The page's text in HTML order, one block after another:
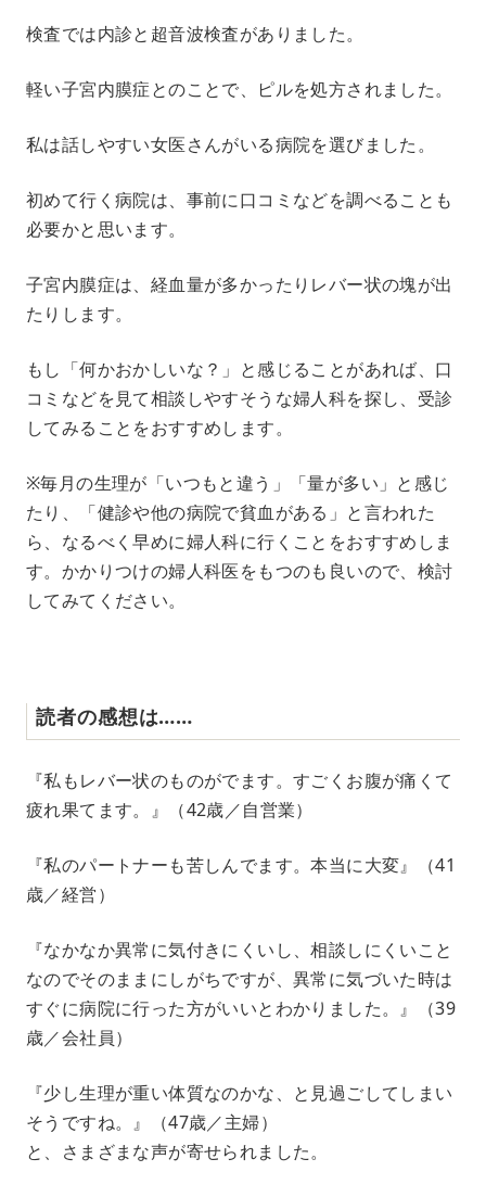
検査では内診と超音波検査がありました。
軽い子宮内膜症とのことで、ピルを処方されました。
私は話しやすい女医さんがいる病院を選びました。
初めて行く病院は、事前に口コミなどを調べることも
必要かと思います。
子宮内膜症は、経血量が多かったりレバー状の塊が出
たりします。
もし「何かおかしいな？」と感じることがあれば、口
コミなどを見て相談しやすそうな婦人科を探し、受診
してみることをおすすめします。
※毎月の生理が「いつもと違う」「量が多い」と感じ
たり、「健診や他の病院で貧血がある」と言われた
ら、なるべく早めに婦人科に行くことをおすすめしま
す。かかりつけの婦人科医をもつのも良いので、検討
してみてください。
読者の感想は……
『私もレバー状のものがでます。すごくお腹が痛くて
疲れ果てます。』（42歳／自営業）
『私のパートナーも苦しんでます。本当に大変』（41
歳／経営）
『なかなか異常に気付きにくいし、相談しにくいこと
なのでそのままにしがちですが、異常に気づいた時は
すぐに病院に行った方がいいとわかりました。』（39
歳／会社員）
『少し生理が重い体質なのかな、と見過ごしてしまい
そうですね。』（47歳／主婦）
と、さまざまな声が寄せられました。